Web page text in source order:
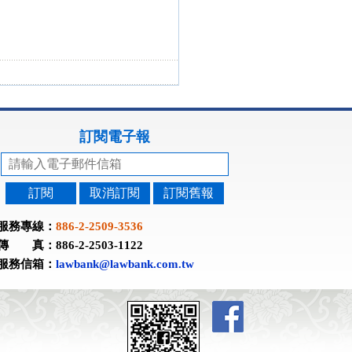
訂閱電子報
訂閱 取消訂閱 訂閱舊報
務專線： 886-2-2509-3536
真：886-2-2503-1122
務信箱： lawbank@lawbank.com.tw